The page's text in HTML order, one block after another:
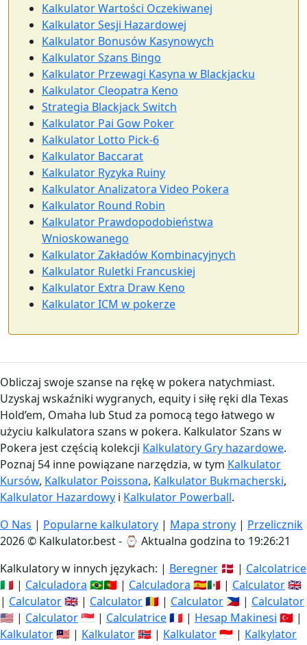
Kalkulator Wartości Oczekiwanej
Kalkulator Sesji Hazardowej
Kalkulator Bonusów Kasynowych
Kalkulator Szans Bingo
Kalkulator Przewagi Kasyna w Blackjacku
Kalkulator Cleopatra Keno
Strategia Blackjack Switch
Kalkulator Pai Gow Poker
Kalkulator Lotto Pick-6
Kalkulator Baccarat
Kalkulator Ryzyka Ruiny
Kalkulator Analizatora Video Pokera
Kalkulator Round Robin
Kalkulator Prawdopodobieństwa
Wnioskowanego
Kalkulator Zakładów Kombinacyjnych
Kalkulator Ruletki Francuskiej
Kalkulator Extra Draw Keno
Kalkulator ICM w pokerze
Obliczaj swoje szanse na rękę w pokera natychmiast.
Uzyskaj wskaźniki wygranych, equity i siłę ręki dla Texas
Hold’em, Omaha lub Stud za pomocą tego łatwego w
użyciu kalkulatora szans w pokera. Kalkulator Szans w
Pokera jest częścią kolekcji Kalkulatory Gry hazardowe.
Poznaj 54 inne powiązane narzędzia, w tym Kalkulator
Kursów, Kalkulator Poissona, Kalkulator Bukmacherski,
Kalkulator Hazardowy i Kalkulator Powerball.
O Nas | Popularne kalkulatory | Mapa strony | Przelicznik
2026 © Kalkulator.best - ⌚ Aktualna godzina to 19:26:22
Kalkulatory w innych językach: | Beregner 🇩🇰 | Calcolatrice
🇮🇹 | Calculadora 🇧🇷🇵🇹 | Calculadora 🇪🇸🇲🇽 | Calculator🇬🇧
| Calculator🇬🇧 | Calculator🇷🇴 | Calculator 🇵🇭 | Calculator
🇺🇸 | Calculator🇸🇬 | Calculatrice🇫🇷 | Hesap Makinesi 🇹🇷 |
Kalkulator🇲🇾 | Kalkulator🇳🇴 | Kalkulator🇮🇩 | Kalkylator